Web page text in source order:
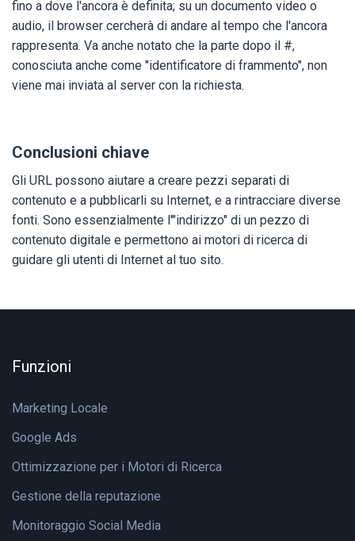
fino a dove l'ancora è definita; su un documento video o
audio, il browser cercherà di andare al tempo che l'ancora
rappresenta. Va anche notato che la parte dopo il #,
conosciuta anche come "identificatore di frammento", non
viene mai inviata al server con la richiesta.
Conclusioni chiave
Gli URL possono aiutare a creare pezzi separati di
contenuto e a pubblicarli su Internet, e a rintracciare diverse
fonti. Sono essenzialmente l'"indirizzo" di un pezzo di
contenuto digitale e permettono ai motori di ricerca di
guidare gli utenti di Internet al tuo sito.
Funzioni
Marketing Locale
Google Ads
Ottimizzazione per i Motori di Ricerca
Gestione della reputazione
Monitoraggio Social Media